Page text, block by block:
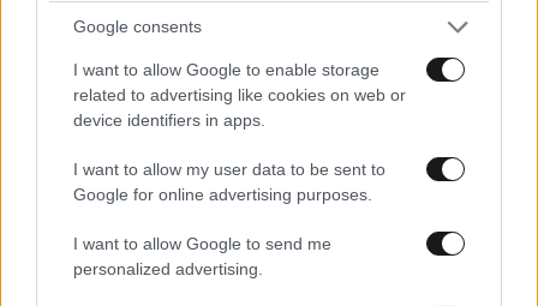
Google consents
I want to allow Google to enable storage
related to advertising like cookies on web or
device identifiers in apps.
I want to allow my user data to be sent to
Google for online advertising purposes.
I want to allow Google to send me
personalized advertising.